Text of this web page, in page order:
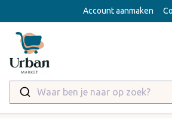
Account aanmaken
Waar ben je naar op zoek?